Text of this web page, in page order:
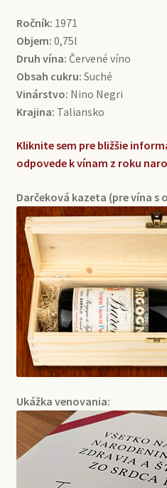
Ročník: 1971
Objem: 0,75l
Druh vína: Červené víno
Obsah cukru: Suché
Vinárstvo: Nino Negri
Krajina: Taliansko
Kliknite sem pre bližšie
odpovede k vínam z roku
Darčeková kazeta (pre vína s
Ukážka venovania: